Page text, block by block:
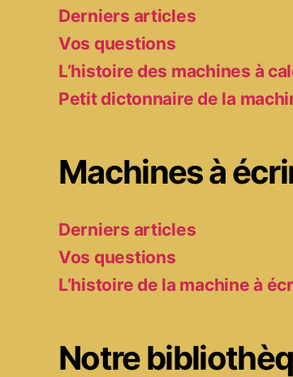
Derniers articles
Vos questions
L’histoire des machines à
Petit dictonnaire de la
Machines à
Derniers articles
Vos questions
L’histoire de la machine à
Notre